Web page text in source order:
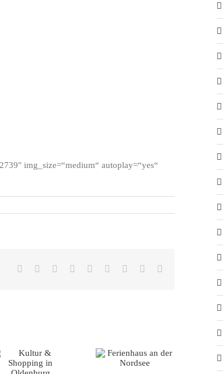
img_size=“medium“ autoplay=“yes“
Facebook Reddit LinkedInWhatsApp
TumblrPinterest